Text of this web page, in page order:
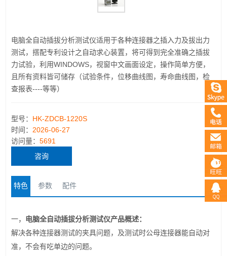
电脑全自动插拔分析测试仪适用于各种连接器之插入力及拔出力
测试，搭配专利设计之自动求心装置，将可得到完全准确之插拔
力试验，利用WINDOWS，视窗中文画面设定，操作简单方便，
且所有资料皆可储存（试验条件，位移曲线图，寿命曲线图，检
查报表----等等）
型号： HK-ZDCB-1220S
时间： 2026-06-27
访问量：5691
咨询
特色 参数 配件
一， 电脑全自动插拔分析测试仪产品概述：
解决各种连接器测试的夹具问题，及测试时公母连接器能自动对
准，不会有吃单边的问题。